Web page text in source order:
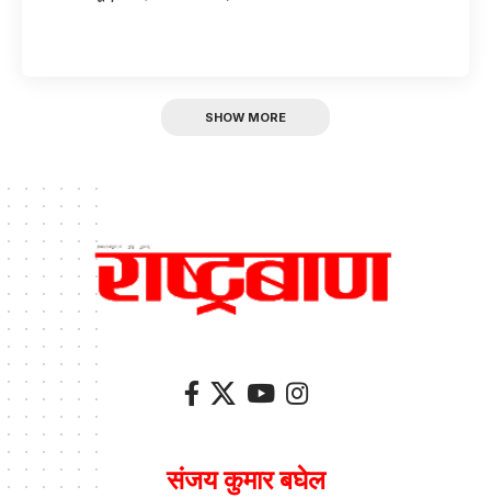
SHOW MORE
संजय कुमार बघेल